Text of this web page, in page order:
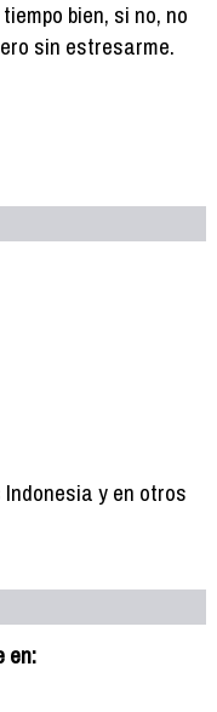
bien, si no, no
sin estresarme.
y en otros
en: